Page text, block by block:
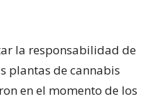
la responsabilidad de
plantas de cannabis
en el momento de los